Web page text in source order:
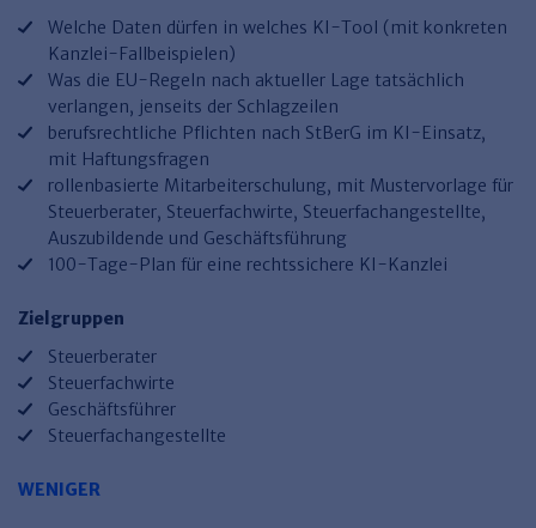
Sozialrechtprodukte
Haufe Arbeitsschutz
Haufe TVöD/TV-L Office
Haufe Immobilien
Welche Daten dürfen in welches KI-Tool (mit konkreten
Kanzlei-Fallbeispielen)
Was die EU-Regeln nach aktueller Lage tatsächlich
verlangen, jenseits der Schlagzeilen
berufsrechtliche Pflichten nach StBerG im KI-Einsatz,
mit Haftungsfragen
rollenbasierte Mitarbeiterschulung, mit Mustervorlage für
Steuerberater, Steuerfachwirte, Steuerfachangestellte,
Auszubildende und Geschäftsführung
100-Tage-Plan für eine rechtssichere KI-Kanzlei
Zielgruppen
Steuerberater
Steuerfachwirte
Geschäftsführer
Steuerfachangestellte
WENIGER